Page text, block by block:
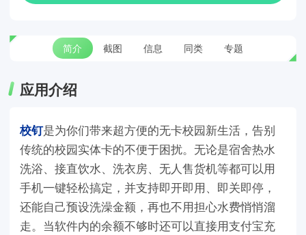
简介 截图 信息 同类 专题
应用介绍
校钉是为你们带来超方便的无卡校园新生活，告别
传统的校园实体卡的不便于困扰。无论是宿舍热水
洗浴、接直饮水、洗衣房、无人售货机等都可以用
手机一键轻松搞定，并支持即开即用、即关即停，
还能自己预设洗澡金额，再也不用担心水费悄悄溜
走。当软件内的余额不够时还可以直接用支付宝充